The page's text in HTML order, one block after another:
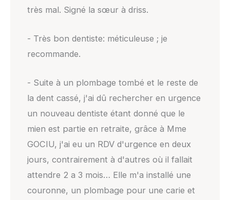
très mal. Signé la sœur à driss.
- Très bon dentiste: méticuleuse ; je
recommande.
- Suite à un plombage tombé et le reste de
la dent cassé, j'ai dû rechercher en urgence
un nouveau dentiste étant donné que le
mien est partie en retraite, grâce à Mme
GOCIU, j'ai eu un RDV d'urgence en deux
jours, contrairement à d'autres où il fallait
attendre 2 a 3 mois… Elle m'a installé une
couronne, un plombage pour une carie et